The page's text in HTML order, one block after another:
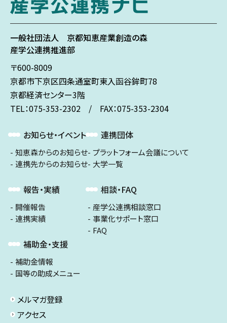
一般社団法人 京都知恵産業創造の森
産学公連携推進部
〒600-8009
京都市下京区四条通室町東入函谷鉾町78
京都経済センター3階
TEL：075-353-2302 / FAX：075-353-2304
お知らせ・イベント
知恵森からのお知らせ
連携先からのお知らせ
報告・実績
開催報告
連携実績
補助金・支援
補助金情報
国等の助成メニュー
連携団体
プラットフォーム会議について
大学一覧
相談・FAQ
産学公連携相談窓口
事業化サポート窓口
FAQ
メルマガ登録
アクセス